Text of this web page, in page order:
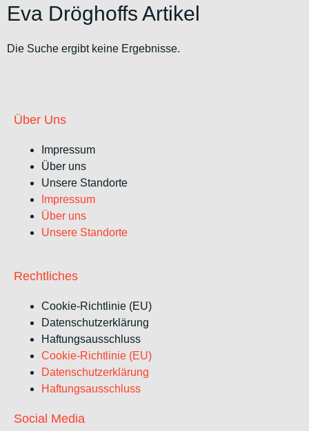
Eva Dröghoffs Artikel
Die Suche ergibt keine Ergebnisse.
Über Uns
Impressum
Über uns
Unsere Standorte
Impressum
Über uns
Unsere Standorte
Rechtliches
Cookie-Richtlinie (EU)
Datenschutzerklärung
Haftungsausschluss
Cookie-Richtlinie (EU)
Datenschutzerklärung
Haftungsausschluss
Social Media